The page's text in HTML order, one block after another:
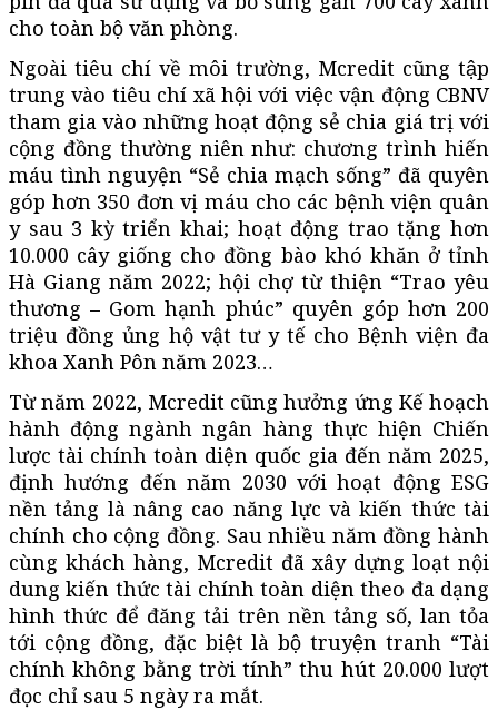
cho toàn bộ văn phòng.
Ngoài tiêu chí về môi trường, Mcredit cũng tập
trung vào tiêu chí xã hội với việc vận động CBNV
tham gia vào những hoạt động sẻ chia giá trị với
cộng đồng thường niên như: chương trình hiến
máu tình nguyện “Sẻ chia mạch sống” đã quyên
góp hơn 350 đơn vị máu cho các bệnh viện quân
y sau 3 kỳ triển khai; hoạt động trao tặng hơn
10.000 cây giống cho đồng bào khó khăn ở tỉnh
Hà Giang năm 2022; hội chợ từ thiện “Trao yêu
thương – Gom hạnh phúc” quyên góp hơn 200
triệu đồng ủng hộ vật tư y tế cho Bệnh viện đa
khoa Xanh Pôn năm 2023…
Từ năm 2022, Mcredit cũng hưởng ứng Kế hoạch
hành động ngành ngân hàng thực hiện Chiến
lược tài chính toàn diện quốc gia đến năm 2025,
định hướng đến năm 2030 với hoạt động ESG
nền tảng là nâng cao năng lực và kiến thức tài
chính cho cộng đồng. Sau nhiều năm đồng hành
cùng khách hàng, Mcredit đã xây dựng loạt nội
dung kiến thức tài chính toàn diện theo đa dạng
hình thức để đăng tải trên nền tảng số, lan tỏa
tới cộng đồng, đặc biệt là bộ truyện tranh “Tài
chính không bằng trời tính” thu hút 20.000 lượt
đọc chỉ sau 5 ngày ra mắt.